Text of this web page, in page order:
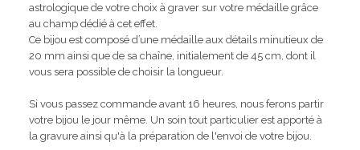
astrologique de votre choix à graver sur votre médaille grâce
au champ dédié à cet effet.
Ce bijou est composé d’une médaille aux détails minutieux de
20 mm ainsi que de sa chaîne, initialement de 45 cm, dont il
vous sera possible de choisir la longueur.
Si vous passez commande avant 16 heures, nous ferons partir
votre bijou le jour même. Un soin tout particulier est apporté à
la gravure ainsi qu'à la préparation de l'envoi de votre bijou.